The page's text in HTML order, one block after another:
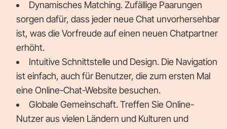
Dynamisches Matching. Zufällige Paarungen
sorgen dafür, dass jeder neue Chat unvorhersehbar
ist, was die Vorfreude auf einen neuen Chatpartner
erhöht.
Intuitive Schnittstelle und Design. Die Navigation
ist einfach, auch für Benutzer, die zum ersten Mal
eine Online-Chat-Website besuchen.
Globale Gemeinschaft. Treffen Sie Online-
Nutzer aus vielen Ländern und Kulturen und